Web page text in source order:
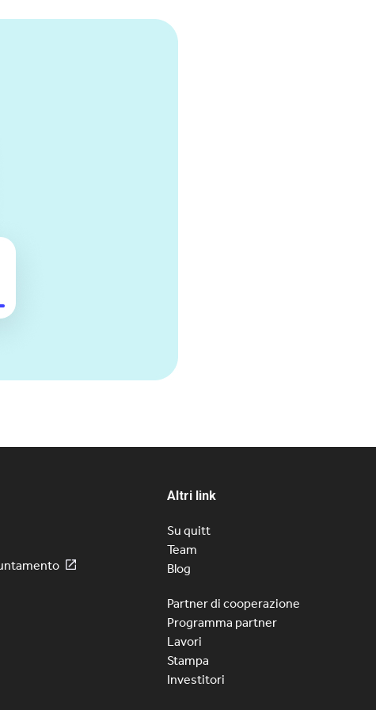
Altri link
Su quitt
Team
Blog
Partner di cooperazione
Programma partner
Lavori
Stampa
Investitori